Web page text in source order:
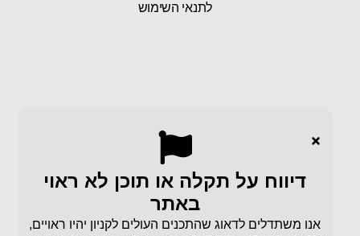
לתנאי השימוש
דיווח על תקלה או תוכן לא ראוי
באתר
אנו משתדלים לדאוג שהתכנים העולים לקניון יהיו ראויים,